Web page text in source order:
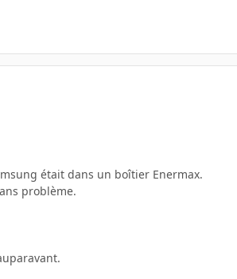
était dans un boîtier Enermax.
problème.